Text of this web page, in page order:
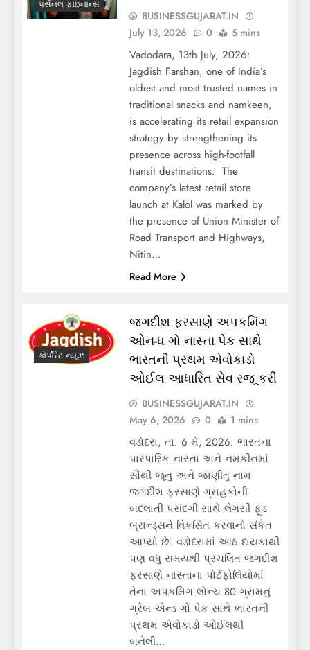
પર્સનલ ફાઇનાન્સ
BUSINESSGUJARAT.IN
July 13, 2026
0 5 mins
Vadodara, 13th July, 2026:
Jagdish Farshan, one of India’s
oldest and most trusted names in
traditional snacks and namkeen,
is accelerating its retail expansion
strategy by strengthening its
presence across high-footfall
transit destinations. The
company’s latest retail store
launch at Kalol was marked by
the presence of Union Minister of
Road Transport and Highways,
Nitin…
Read More
કોર્પોરેટ ન્યૂઝ
જગદીશ ફરસાણે અપકમિંગ
ઓન-ધ ગો નાસ્તા પેક સાથે
ભારતની પ્રથમ એવોકાડો
ઓઈલ આધારિત સેવ રજૂ કરી
BUSINESSGUJARAT.IN
May 6, 2026
0 1 mins
વડોદરા, તા. 6 મે, 2026: ભારતના
પારંપારિક નાસ્તા અને નમકીનમાં
સૌથી જૂનુ અને જાણીતુ નામ
જગદીશ ફરસાણે ગ્રાહકોની
બદલાતી પસંદગી સાથે લેગસી ફૂડ
બ્રાન્ડ્સને વિકસિત કરવાનો સંકેત
આપ્યો છે. વડોદરામાં આઠ દાયકાથી
પણ વધુ સમયથી પ્રચલિત જગદીશ
ફરસાણે નાસ્તાના પોર્ટફોલિયોમાં
તેના અપકમિંગ લોન્ચ 80 ગ્રામનું
ગ્રેબ એન્ડ ગો પેક સાથે ભારતની
પ્રથમ એવોકાડો ઓઈલથી
બનેલી…